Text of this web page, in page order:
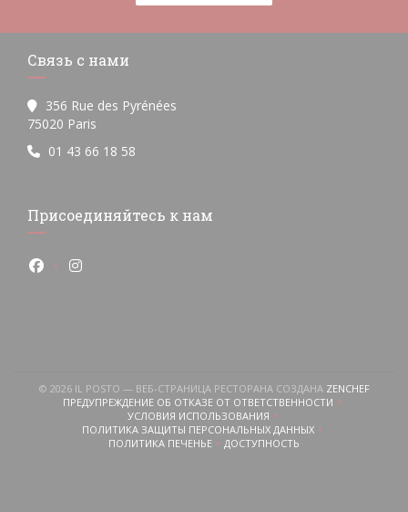
в новом окне))
в новом окне))
Связь с нами
356 Rue des Pyrénées
75020 Paris
01 43 66 18 58
Присоединяйтесь к нам
Facebook ((открывается в новом окне))
Instagram ((открывается в новом окне))
© 2026 IL POSTO — ВЕБ-СТРАНИЦА РЕСТОРАНА СОЗДАНА ZENCHEF
ПРЕДУПРЕЖДЕНИЕ ОБ ОТКАЗЕ ОТ ОТВЕТСТВЕННОСТИ
((ОТКРЫВАЕТСЯ В НОВОМ ОКНЕ))
УСЛОВИЯ ИСПОЛЬЗОВАНИЯ((ОТКРЫВАЕТСЯ В НОВОМ ОКНЕ))
ПОЛИТИКА ЗАЩИТЫ ПЕРСОНАЛЬНЫХ ДАННЫХ
((ОТКРЫВАЕТСЯ В НОВОМ ОКНЕ))
ПОЛИТИКА ПЕЧЕНЬЕ((ОТКРЫВАЕТСЯ В НОВОМ ОКНЕ))
ДОСТУПНОСТЬ((ОТКРЫВАЕТСЯ В НОВОМ